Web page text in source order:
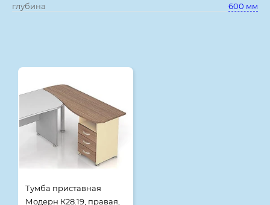
глубина
600 мм
Тумба приставная
Модерн К28.19, правая,